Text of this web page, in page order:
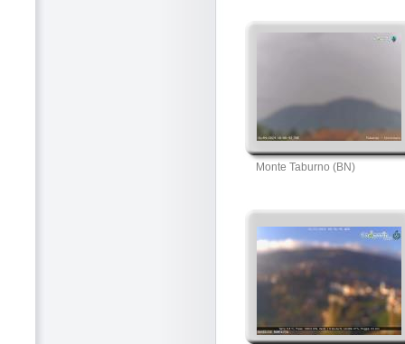
Monte Taburno (BN)